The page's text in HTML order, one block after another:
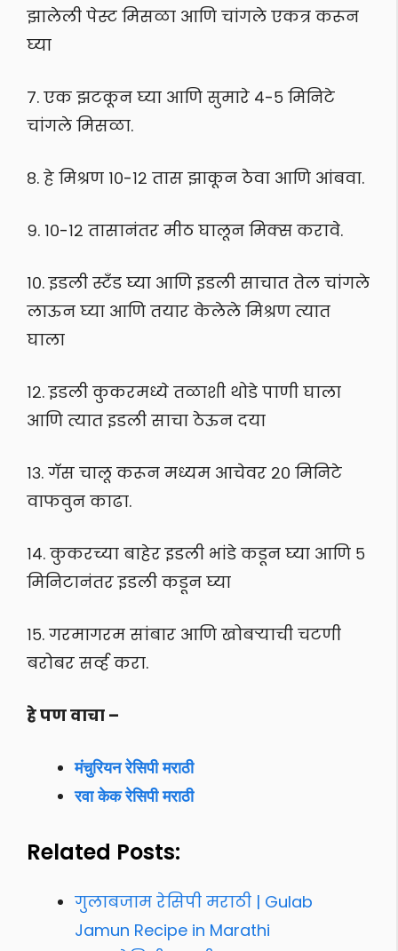
झालेली पेस्ट मिसळा आणि चांगले एकत्र करून
घ्या
७. एक झटकून घ्या आणि सुमारे ४-५ मिनिटे
चांगले मिसळा.
८. हे मिश्रण १०-१२ तास झाकून ठेवा आणि आंबवा.
९. १०-१२ तासानंतर मीठ घालून मिक्स करावे.
१०. इडली स्टँड घ्या आणि इडली साचात तेल चांगले
लाऊन घ्या आणि तयार केलेले मिश्रण त्यात
घाला
१२. इडली कुकरमध्ये तळाशी थोडे पाणी घाला
आणि त्यात इडली साचा ठेऊन दया
१३. गॅस चालू करून मध्यम आचेवर २० मिनिटे
वाफवुन काढा.
१४. कुकरच्या बाहेर इडली भांडे कडून घ्या आणि ५
मिनिटानंतर इडली कडून घ्या
१५. गरमागरम सांबार आणि खोबर्‍याची चटणी
बरोबर सर्व्ह करा.
हे पण वाचा –
मंचुरियन रेसिपी मराठी
रवा केक रेसिपी मराठी
Related Posts:
गुलाबजाम रेसिपी मराठी | Gulab
Jamun Recipe in Marathi